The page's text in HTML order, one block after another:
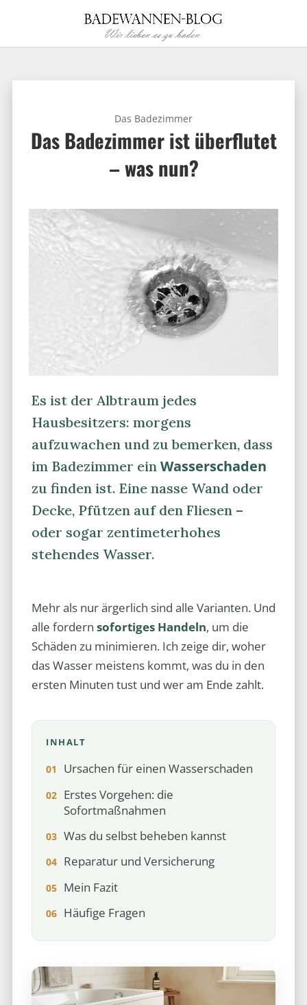
Das Badezimmer ist überflutet
– was nun?
Das Badezimmer
Es ist der Albtraum jedes
Hausbesitzers: morgens
aufzuwachen und zu bemerken, dass
im Badezimmer ein Wasserschaden
zu finden ist. Eine nasse Wand oder
Decke, Pfützen auf den Fliesen –
oder sogar zentimeterhohes
stehendes Wasser.
Mehr als nur ärgerlich sind alle Varianten. Und
alle fordern sofortiges Handeln, um die
Schäden zu minimieren. Ich zeige dir, woher
das Wasser meistens kommt, was du in den
ersten Minuten tust und wer am Ende zahlt.
INHALT
Ursachen für einen Wasserschaden
Erstes Vorgehen: die
Sofortmaßnahmen
Was du selbst beheben kannst
Reparatur und Versicherung
Mein Fazit
Häufige Fragen